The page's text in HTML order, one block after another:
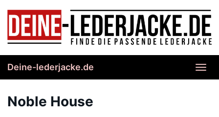
content
Deine-lederjacke.de
Noble House